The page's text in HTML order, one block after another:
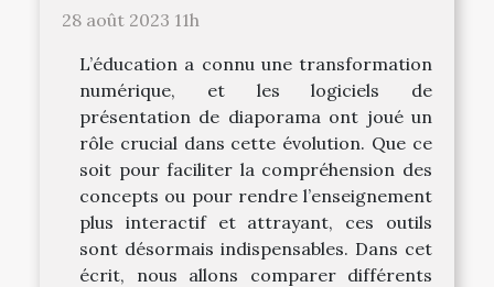
28 août 2023 11h
L’éducation a connu une transformation
numérique, et les logiciels de
présentation de diaporama ont joué un
rôle crucial dans cette évolution. Que ce
soit pour faciliter la compréhension des
concepts ou pour rendre l’enseignement
plus interactif et attrayant, ces outils
sont désormais indispensables. Dans cet
écrit, nous allons comparer différents